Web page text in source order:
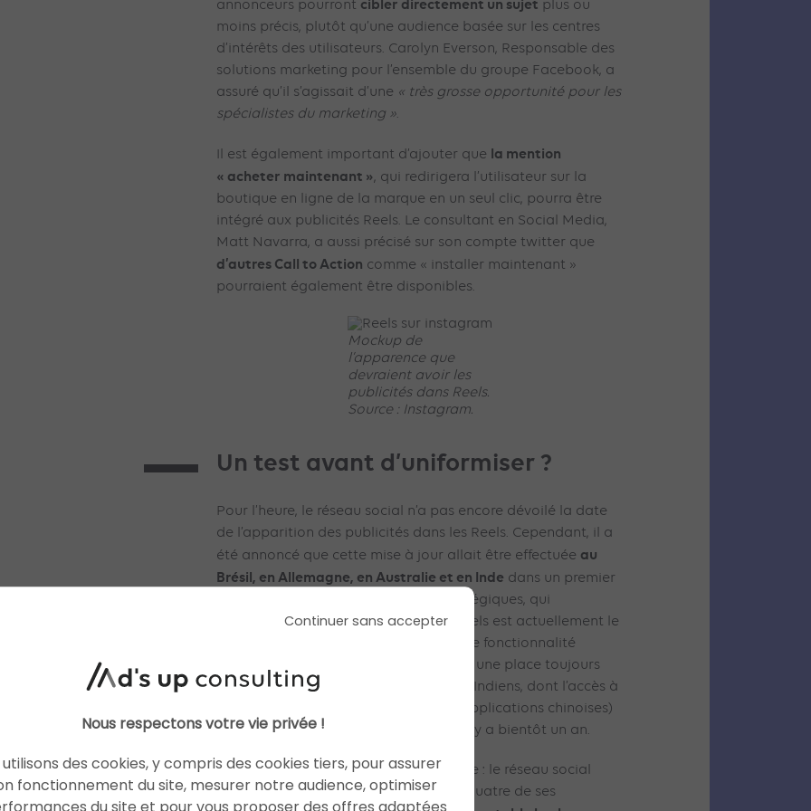
annonceurs pourront cibler directement un sujet plus ou
moins précis, plutôt qu’une audience basée sur les centres
d’intérêts des utilisateurs. Carolyn Everson, Responsable des
solutions marketing pour l’ensemble du groupe Facebook, a
assuré qu’il s’agissait d’une « très grosse opportunité pour les
spécialistes du marketing ».
Il est également important d’ajouter que la mention
« acheter maintenant », qui redirigera l’utilisateur sur la
boutique en ligne de la marque en un seul clic, pourra être
intégré aux publicités Reels. Le consultant en Social Media,
Matt Navarra, a aussi précisé sur son compte twitter que
d’autres Call to Action comme « installer maintenant »
pourraient également être disponibles.
Mockup de
l’apparence que
devraient avoir les
publicités dans Reels.
Source : Instagram.
Un test avant d’uniformiser ?
Pour l’heure, le réseau social n’a pas encore dévoilé la date
de l’apparition des publicités dans les Reels. Cependant, il a
été annoncé que cette mise à jour allait être effectuée au
Brésil, en Allemagne, en Australie et en Inde dans un premier
temps. Des choix de localisations stratégiques, qui
correspondent aux lieux où l’onglet Reels est actuellement le
plus en vogue à travers le monde. Cette fonctionnalité
lancée en août dernier prend d’ailleurs une place toujours
plus importante dans le quotidien des Indiens, dont l’accès à
TikTok (et à une soixantaine d’autres applications chinoises)
a été interdit par leur gouvernement il y a bientôt un an.
La stratégie de Facebook semble claire : le réseau social
compte tester les publicités Reels sur quatre de ses
Continuer sans accepter
Nous respectons votre vie privée !
utilisons des cookies, y compris des cookies tiers, pour assurer
fonctionnement du site, mesurer notre audience, optimiser